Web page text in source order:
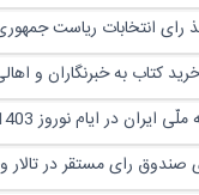
کتاب به خبرنگاران و اهالی
در ایام نوروز 1403 اعلام شد
رای مستقر در تالار